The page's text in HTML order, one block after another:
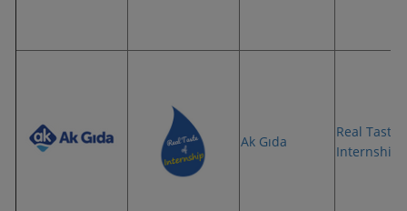
Ak Gıda
Real Taste
Internship